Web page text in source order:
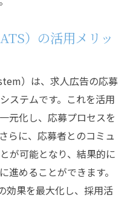
）の活用メリッ
）は、求人広告の応募
ステムです。これを活用
元化し、応募プロセスを
らに、応募者とのコミュ
が可能となり、結果的に
進めることができます。
効果を最大化し、採用活